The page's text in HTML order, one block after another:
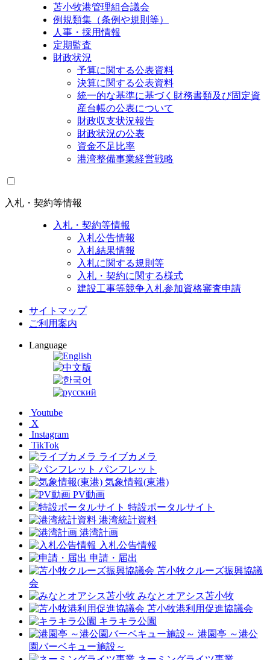
苫小牧港管理組合議会
例規類集（条例や規則等）
人事・採用情報
定期監査
財政状況
予算に関する公表資料
決算に関する公表資料
統一的な基準に基づく財務書類及び固定資
産台帳の公表について
財政収支状況報告
財政状況の公表
資金不足比率
港湾整備事業経営戦略
入札・契約等情報
入札・契約等情報
入札公告情報
入札結果情報
入札に関する規則等
入札・契約に関する様式
建設工事等競争入札参加資格審査申請
サイトマップ
ご利用案内
Language
Youtube
X
Instagram
TikTok
ライブカメラ
パンフレット
気象情報(東港)
PV動画
特設ポータルサイト
港湾統計資料
港湾計画
入札公告情報
申請・届出
苫小牧クルーズ振興協議
会
みなとオアシス苫小牧
苫小牧港利用促進協議会
キラキラ公園
港園亭 ～港公
園バーベキュー施設～